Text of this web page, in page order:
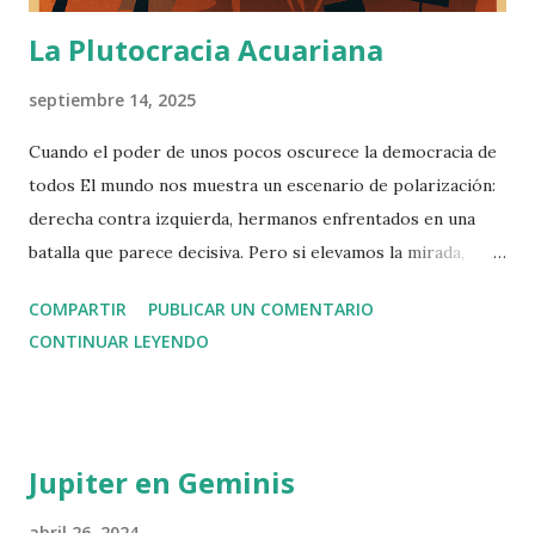
La Plutocracia Acuariana
septiembre 14, 2025
Cuando el poder de unos pocos oscurece la democracia de
todos El mundo nos muestra un escenario de polarización:
derecha contra izquierda, hermanos enfrentados en una
batalla que parece decisiva. Pero si elevamos la mirada,
esencial se libra arriba, en las alturas donde se concentra la
riqueza y el poder. Basta con poseer un millón doscientos
el 0,1 % controla más del 20 % de toda la riqueza mundial ,
COMPARTIR
PUBLICAR UN COMENTARIO
CONTINUAR LEYENDO
Jupiter en Geminis